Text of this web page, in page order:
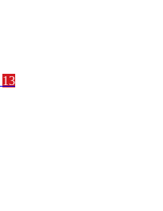
13